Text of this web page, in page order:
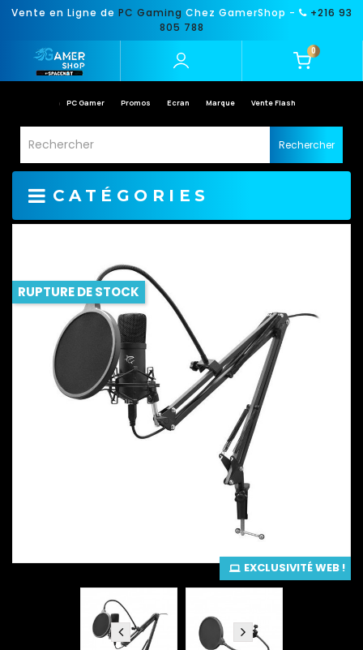
Vente en Ligne de PC Gaming Chez GamerShop -
+216 93
805 788
0
PC Gamer Promos Ecran Marque Vente Flash
Rechercher
CATÉGORIES
EXCLUSIVITÉ WEB !
RUPTURE DE STOCK